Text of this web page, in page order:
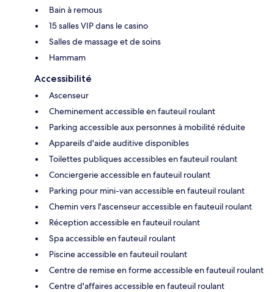
Bain à remous
15 salles VIP dans le casino
Salles de massage et de soins
Hammam
Accessibilité
Ascenseur
Cheminement accessible en fauteuil roulant
Parking accessible aux personnes à mobilité réduite
Appareils d'aide auditive disponibles
Toilettes publiques accessibles en fauteuil roulant
Conciergerie accessible en fauteuil roulant
Parking pour mini-van accessible en fauteuil roulant
Chemin vers l'ascenseur accessible en fauteuil roulant
Réception accessible en fauteuil roulant
Spa accessible en fauteuil roulant
Piscine accessible en fauteuil roulant
Centre de remise en forme accessible en fauteuil roulant
Centre d'affaires accessible en fauteuil roulant